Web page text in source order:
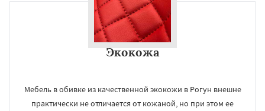
Экокожа
Мебель в обивке из качественной экокожи в Рогун внешне
практически не отличается от кожаной, но при этом ее